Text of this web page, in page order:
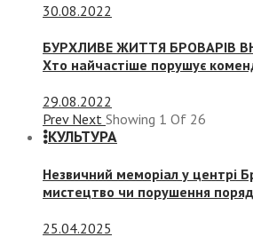
30.08.2022
БУРХЛИВЕ ЖИТТЯ БРОВАРІВ
Хто найчастіше порушує
29.08.2022
Prev Next Showing 1 Of 26
КУЛЬТУРА
Незвичний меморіал у центрі
мистецтво чи порушення
25.04.2025